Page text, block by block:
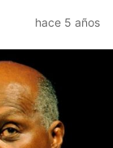
hace 5 años